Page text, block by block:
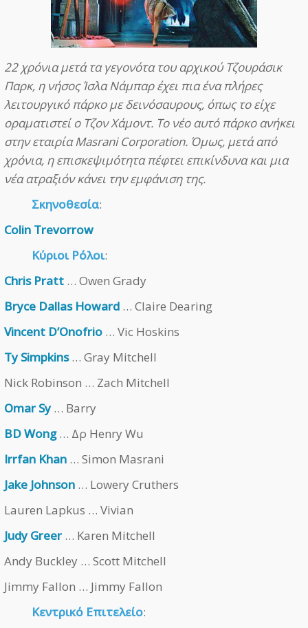
22 χρόνια μετά τα γεγονότα του αρχικού Τζουράσικ
Παρκ, η νήσος Ίσλα Νάμπαρ έχει πια ένα πλήρες
λειτουργικό πάρκο με δεινόσαυρους, όπως το είχε
οραματιστεί ο Τζον Χάμοντ. Το νέο αυτό πάρκο ανήκει
στην εταιρία Masrani Corporation. Όμως, μετά από
χρόνια, η επισκεψιμότητα πέφτει επικίνδυνα και μια
νέα ατραξιόν κάνει την εμφάνιση της.
Σκηνοθεσία:
Colin Trevorrow
Κύριοι Ρόλοι:
Chris Pratt … Owen Grady
Bryce Dallas Howard … Claire Dearing
Vincent D’Onofrio … Vic Hoskins
Ty Simpkins… Gray Mitchell
Nick Robinson … Zach Mitchell
Omar Sy… Barry
BD Wong… Δρ Henry Wu
Irrfan Khan … Simon Masrani
Jake Johnson … Lowery Cruthers
Lauren Lapkus … Vivian
Judy Greer … Karen Mitchell
Andy Buckley … Scott Mitchell
Jimmy Fallon … Jimmy Fallon
Κεντρικό Επιτελείο: